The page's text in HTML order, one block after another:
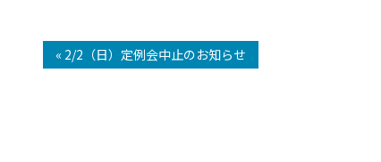
« 2/2（日）定例会中止のお知らせ